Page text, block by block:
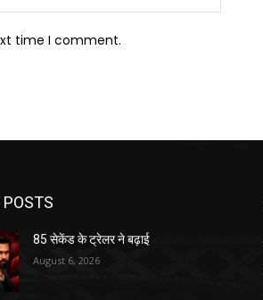
time I comment.
POSTS
85 सेकेंड के ट्रेलर ने बढ़ाई
August 6, 2026